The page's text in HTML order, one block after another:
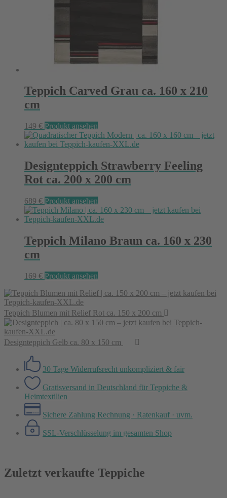
Teppich Carved Grau ca. 160 x 210
cm
149 € Produkt ansehen
Designteppich Strawberry Feeling
Rot ca. 200 x 200 cm
689 € Produkt ansehen
Teppich Milano Braun ca. 160 x 230
cm
169 € Produkt ansehen
Teppich Blumen mit Relief Rot ca. 150 x 200 cm
Designteppich Gelb ca. 80 x 150 cm
30 Tage Widerrufsrecht unkompliziert & fair
Gratisversand in Deutschland für Teppiche &
Heimtextilien
Sichere Zahlung Rechnung · Ratenkauf · uvm.
SSL-Verschlüsselung im gesamten Shop
Zuletzt verkaufte Teppiche